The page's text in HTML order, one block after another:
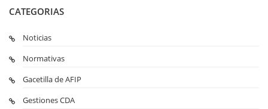
CATEGORIAS
Noticias
Normativas
Gacetilla de AFIP
Gestiones CDA